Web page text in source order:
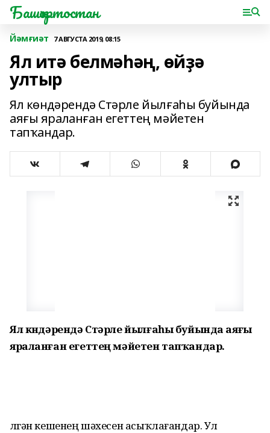
Башҡортостан
Йәмғиәт 7 АВГУСТА 2019, 08:15
Ял итә белмәһәң, өйҙә
ултыр
Ял көндәрендә Стәрле йылғаһы буйында
аяғы яраланған егеттең мәйетен
тапҡандар.
Ял көндәрендә Стәрле йылғаһы буйында аяғы
яраланған егеттең мәйетен тапҡандар.
Үлгән кешенең шәхесен асыҡлағандар. Ул